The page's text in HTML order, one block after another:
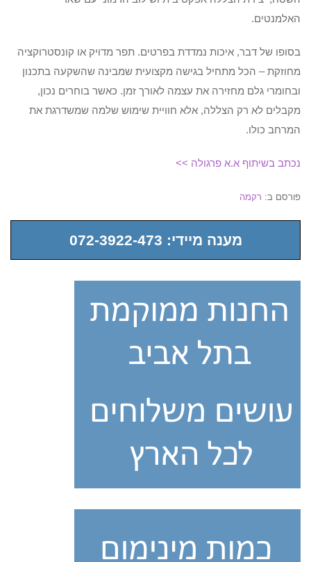
האלמנטים.
בסופו של דבר, איכות נמדדת בפרטים. תפר מדויק או קונסטרוקציה
מחוזקת – הכל מתחיל בגישה מקצועית שמבינה שהשקעה בתכנון
ובחומרי גלם מחזירה את עצמה לאורך זמן. כאשר בוחרים נכון,
מקבלים לא רק הצללה, אלא חוויית שימוש שלמה שמשדרגת את
המרחב כולו.
נכתב בשיתוף א.א פרגולה >>
פורסם ב: רקמה
מענה מיידי: 072-3922-473